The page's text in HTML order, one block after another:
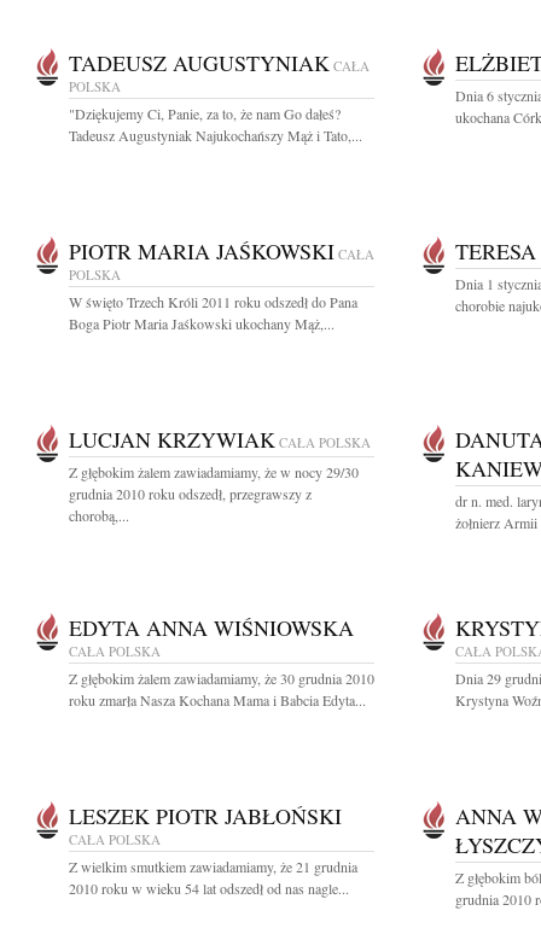
TADEUSZ AUGUSTYNIAK CAŁA
POLSKA
"Dziękujemy Ci, Panie, za to, że nam Go dałeś?
Tadeusz Augustyniak Najukochańszy Mąż i Tato,...
Dnia 6
ukochana
PIOTR MARIA JAŚKOWSKI CAŁA
POLSKA
W święto Trzech Króli 2011 roku odszedł do Pana
Boga Piotr Maria Jaśkowski ukochany Mąż,...
Dnia 1
chorobie
LUCJAN KRZYWIAK CAŁA POLSKA
Z głębokim żalem zawiadamiamy, że w nocy 29/30
grudnia 2010 roku odszedł, przegrawszy z
chorobą,...
dr n. med.
żołnierz
EDYTA ANNA WIŚNIOWSKA
CAŁA POLSKA
Z głębokim żalem zawiadamiamy, że 30 grudnia 2010
roku zmarła Nasza Kochana Mama i Babcia Edyta...
CAŁA
Dnia 29
Krystyna
LESZEK PIOTR JABŁOŃSKI
CAŁA POLSKA
Z wielkim smutkiem zawiadamiamy, że 21 grudnia
2010 roku w wieku 54 lat odszedł od nas nagle...
ANNA
Z głębokim
grudnia 2010